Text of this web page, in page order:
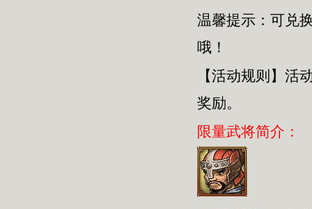
温馨提示：可兑
哦！
【活动规则】活
奖励。
限量武将简介：